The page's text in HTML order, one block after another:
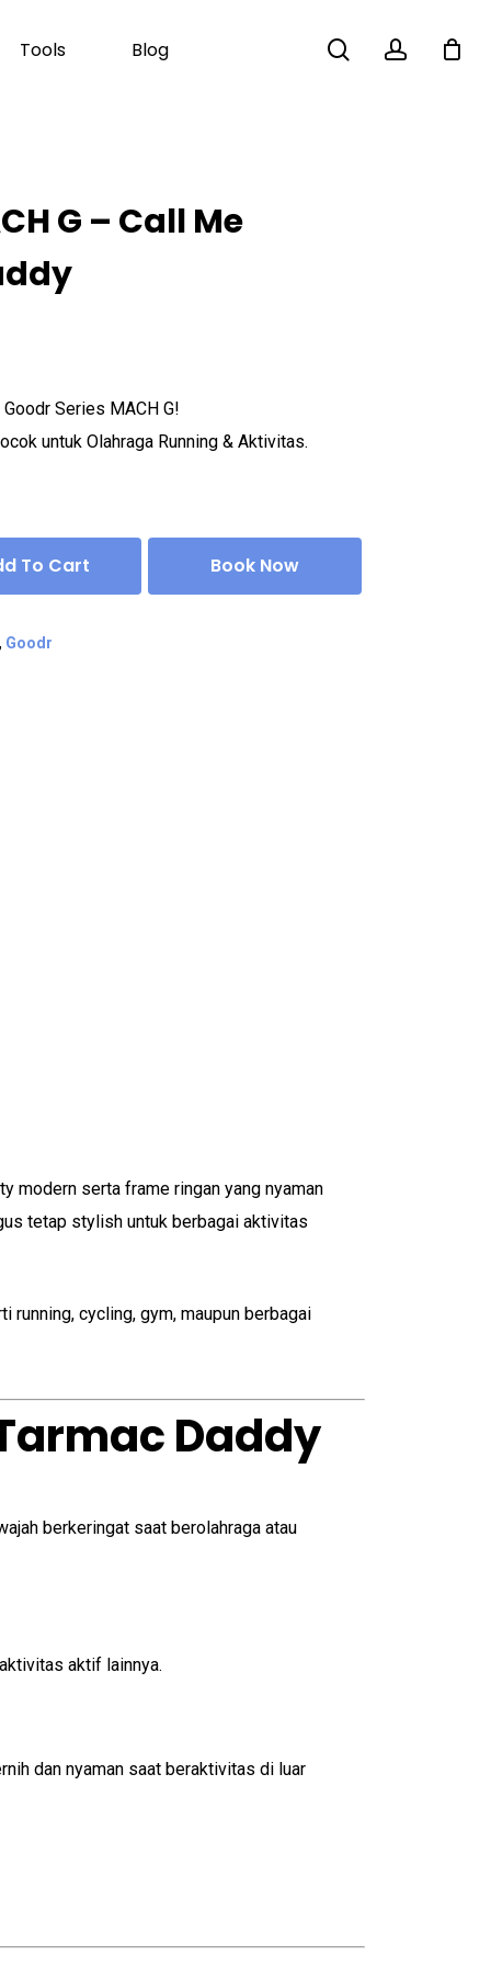
Tools Blog searchaccount
Close
G – Call Me
Series MACH G!
untuk Olahraga Running & Aktivitas.
To Cart Book Now
, Goodr
modern serta frame ringan yang nyaman
tetap stylish untuk berbagai aktivitas
cycling, gym, maupun berbagai
Daddy
berkeringat saat berolahraga atau
aktif lainnya.
dan nyaman saat beraktivitas di luar